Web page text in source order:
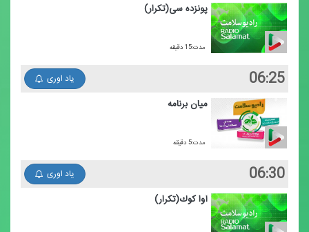
پونزده سی(تكرار)
مدت:15 دقیقه
06:25 یاد اوری
میان برنامه
مدت:5 دقیقه
06:30 یاد اوری
آوا كوك(تكرار)